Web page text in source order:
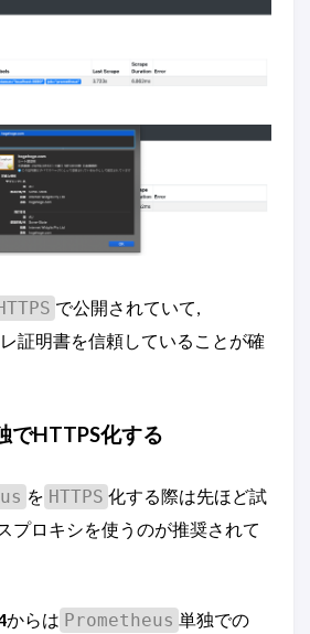
で公開されていて,
証明書を信頼していることが確
でHTTPS化する
を HTTPS 化する際は先ほど試
プロキシを使うのが推奨されて
からは Prometheus 単独での